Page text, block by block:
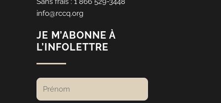
info@rccq.org
JE M’ABONNE À
L’INFOLETTRE